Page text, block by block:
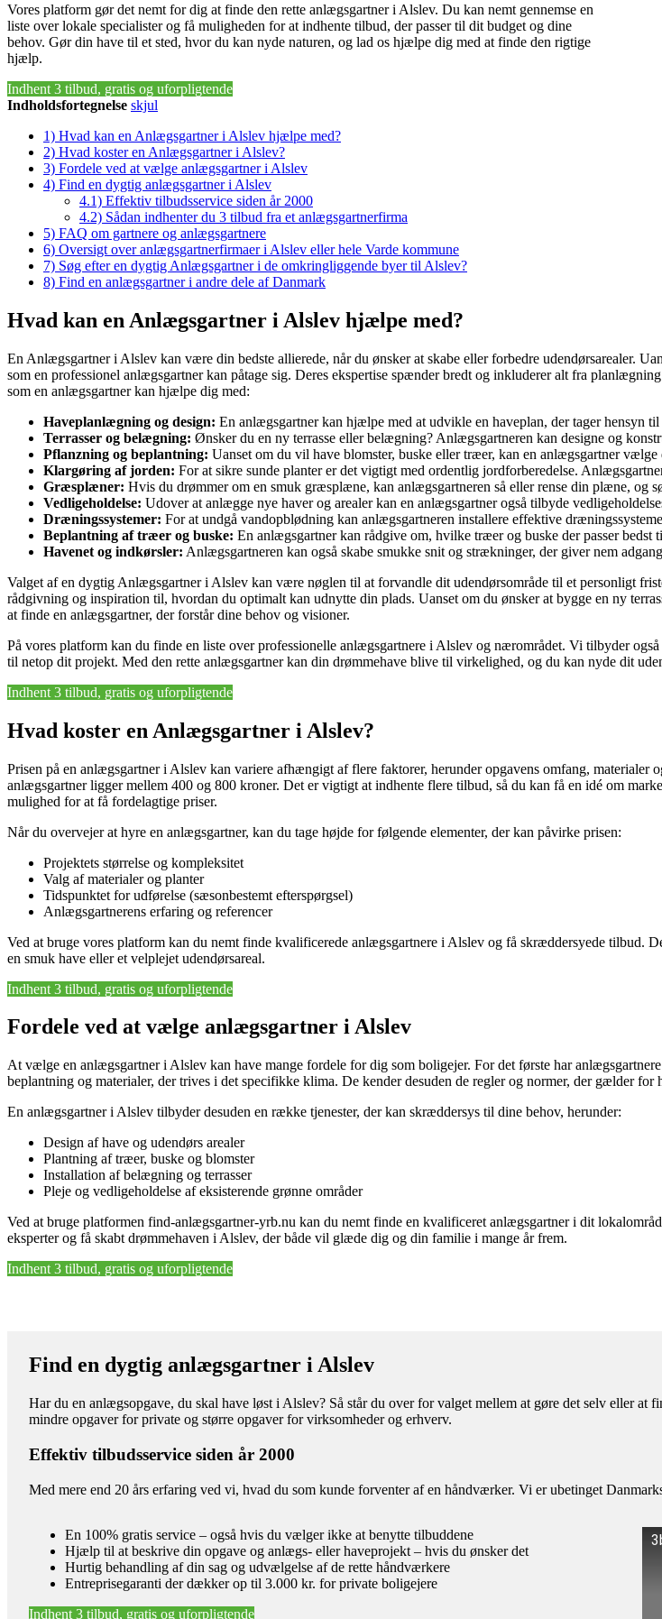
Vores platform gør det nemt for dig at finde den rette anlægsgartner i Alslev. Du kan nemt gennemse en
liste over lokale specialister og få muligheden for at indhente tilbud, der passer til dit budget og dine
behov. Gør din have til et sted, hvor du kan nyde naturen, og lad os hjælpe dig med at finde den rigtige
hjælp.
Indhent 3 tilbud, gratis og uforpligtende
Indholdsfortegnelse skjul
1) Hvad kan en Anlægsgartner i Alslev hjælpe med?
2) Hvad koster en Anlægsgartner i Alslev?
3) Fordele ved at vælge anlægsgartner i Alslev
4) Find en dygtig anlægsgartner i Alslev
4.1) Effektiv tilbudsservice siden år 2000
4.2) Sådan indhenter du 3 tilbud fra et anlægsgartnerfirma
5) FAQ om gartnere og anlægsgartnere
6) Oversigt over anlægsgartnerfirmaer i Alslev eller hele Varde kommune
7) Søg efter en dygtig Anlægsgartner i de omkringliggende byer til Alslev?
8) Find en anlægsgartner i andre dele af Danmark
Hvad kan en Anlægsgartner i Alslev hjælpe med?
En Anlægsgartner i Alslev kan være din bedste allierede, når du ønsker at skabe eller forbedre udendørsarealer.
som en professionel anlægsgartner kan påtage sig. Deres ekspertise spænder bredt og inkluderer alt fra
som en anlægsgartner kan hjælpe dig med:
Haveplanlægning og design: En anlægsgartner kan hjælpe med at udvikle en haveplan, der tager hensyn
Terrasser og belægning: Ønsker du en ny terrasse eller belægning? Anlægsgartneren kan designe og
Pflanzning og beplantning: Uanset om du vil have blomster, buske eller træer, kan en anlægsgartner vælge
Klargøring af jorden: For at sikre sunde planter er det vigtigt med ordentlig jordforberedelse.
Græsplæner: Hvis du drømmer om en smuk græsplæne, kan anlægsgartneren så eller rense din plæne, og
Vedligeholdelse: Udover at anlægge nye haver og arealer kan en anlægsgartner også tilbyde
Dræningssystemer: For at undgå vandopblødning kan anlægsgartneren installere effektive
Beplantning af træer og buske: En anlægsgartner kan rådgive om, hvilke træer og buske der passer bedst
Havenet og indkørsler: Anlægsgartneren kan også skabe smukke snit og strækninger, der giver nem
Valget af en dygtig Anlægsgartner i Alslev kan være nøglen til at forvandle dit udendørsområde til et personligt
rådgivning og inspiration til, hvordan du optimalt kan udnytte din plads. Uanset om du ønsker at bygge en ny
at finde en anlægsgartner, der forstår dine behov og visioner.
På vores platform kan du finde en liste over professionelle anlægsgartnere i Alslev og nærområdet. Vi tilbyder
til netop dit projekt. Med den rette anlægsgartner kan din drømmehave blive til virkelighed, og du kan nyde dit
Indhent 3 tilbud, gratis og uforpligtende
Hvad koster en Anlægsgartner i Alslev?
Prisen på en anlægsgartner i Alslev kan variere afhængigt af flere faktorer, herunder opgavens omfang,
anlægsgartner ligger mellem 400 og 800 kroner. Det er vigtigt at indhente flere tilbud, så du kan få en idé om
mulighed for at få fordelagtige priser.
Når du overvejer at hyre en anlægsgartner, kan du tage højde for følgende elementer, der kan påvirke prisen:
Projektets størrelse og kompleksitet
Valg af materialer og planter
Tidspunktet for udførelse (sæsonbestemt efterspørgsel)
Anlægsgartnerens erfaring og referencer
Ved at bruge vores platform kan du nemt finde kvalificerede anlægsgartnere i Alslev og få skræddersyede tilbud.
en smuk have eller et velplejet udendørsareal.
Indhent 3 tilbud, gratis og uforpligtende
Fordele ved at vælge anlægsgartner i Alslev
At vælge en anlægsgartner i Alslev kan have mange fordele for dig som boligejer. For det første har
beplantning og materialer, der trives i det specifikke klima. De kender desuden de regler og normer, der gælder for
En anlægsgartner i Alslev tilbyder desuden en række tjenester, der kan skræddersys til dine behov, herunder:
Design af have og udendørs arealer
Plantning af træer, buske og blomster
Installation af belægning og terrasser
Pleje og vedligeholdelse af eksisterende grønne områder
Ved at bruge platformen find-anlægsgartner-yrb.nu kan du nemt finde en kvalificeret anlægsgartner i dit
eksperter og få skabt drømmehaven i Alslev, der både vil glæde dig og din familie i mange år frem.
Indhent 3 tilbud, gratis og uforpligtende
Find en dygtig anlægsgartner i Alslev
Har du en anlægsopgave, du skal have løst i Alslev? Så står du over for valget mellem at gøre det selv eller
mindre opgaver for private og større opgaver for virksomheder og erhverv.
Effektiv tilbudsservice siden år 2000
Med mere end 20 års erfaring ved vi, hvad du som kunde forventer af en håndværker. Vi er ubetinget
En 100% gratis service – også hvis du vælger ikke at benytte tilbuddene
Hjælp til at beskrive din opgave og anlægs- eller haveprojekt – hvis du ønsker det
Hurtig behandling af din sag og udvælgelse af de rette håndværkere
Entreprisegaranti der dækker op til 3.000 kr. for private boligejere
Indhent 3 tilbud, gratis og uforpligtende